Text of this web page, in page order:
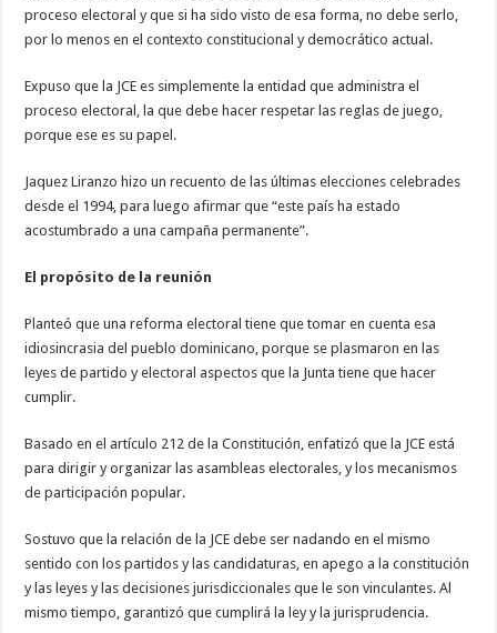
proceso electoral y que si ha sido visto de esa forma, no debe serlo,
por lo menos en el contexto constitucional y democrático actual.
Expuso que la JCE es simplemente la entidad que administra el
proceso electoral, la que debe hacer respetar las reglas de juego,
porque ese es su papel.
Jaquez Liranzo hizo un recuento de las últimas elecciones celebrades
desde el 1994, para luego afirmar que “este país ha estado
acostumbrado a una campaña permanente”.
El propósito de la reunión
Planteó que una reforma electoral tiene que tomar en cuenta esa
idiosincrasia del pueblo dominicano, porque se plasmaron en las
leyes de partido y electoral aspectos que la Junta tiene que hacer
cumplir.
Basado en el artículo 212 de la Constitución, enfatizó que la JCE está
para dirigir y organizar las asambleas electorales, y los mecanismos
de participación popular.
Sostuvo que la relación de la JCE debe ser nadando en el mismo
sentido con los partidos y las candidaturas, en apego a la constitución
y las leyes y las decisiones jurisdiccionales que le son vinculantes. Al
mismo tiempo, garantizó que cumplirá la ley y la jurisprudencia.